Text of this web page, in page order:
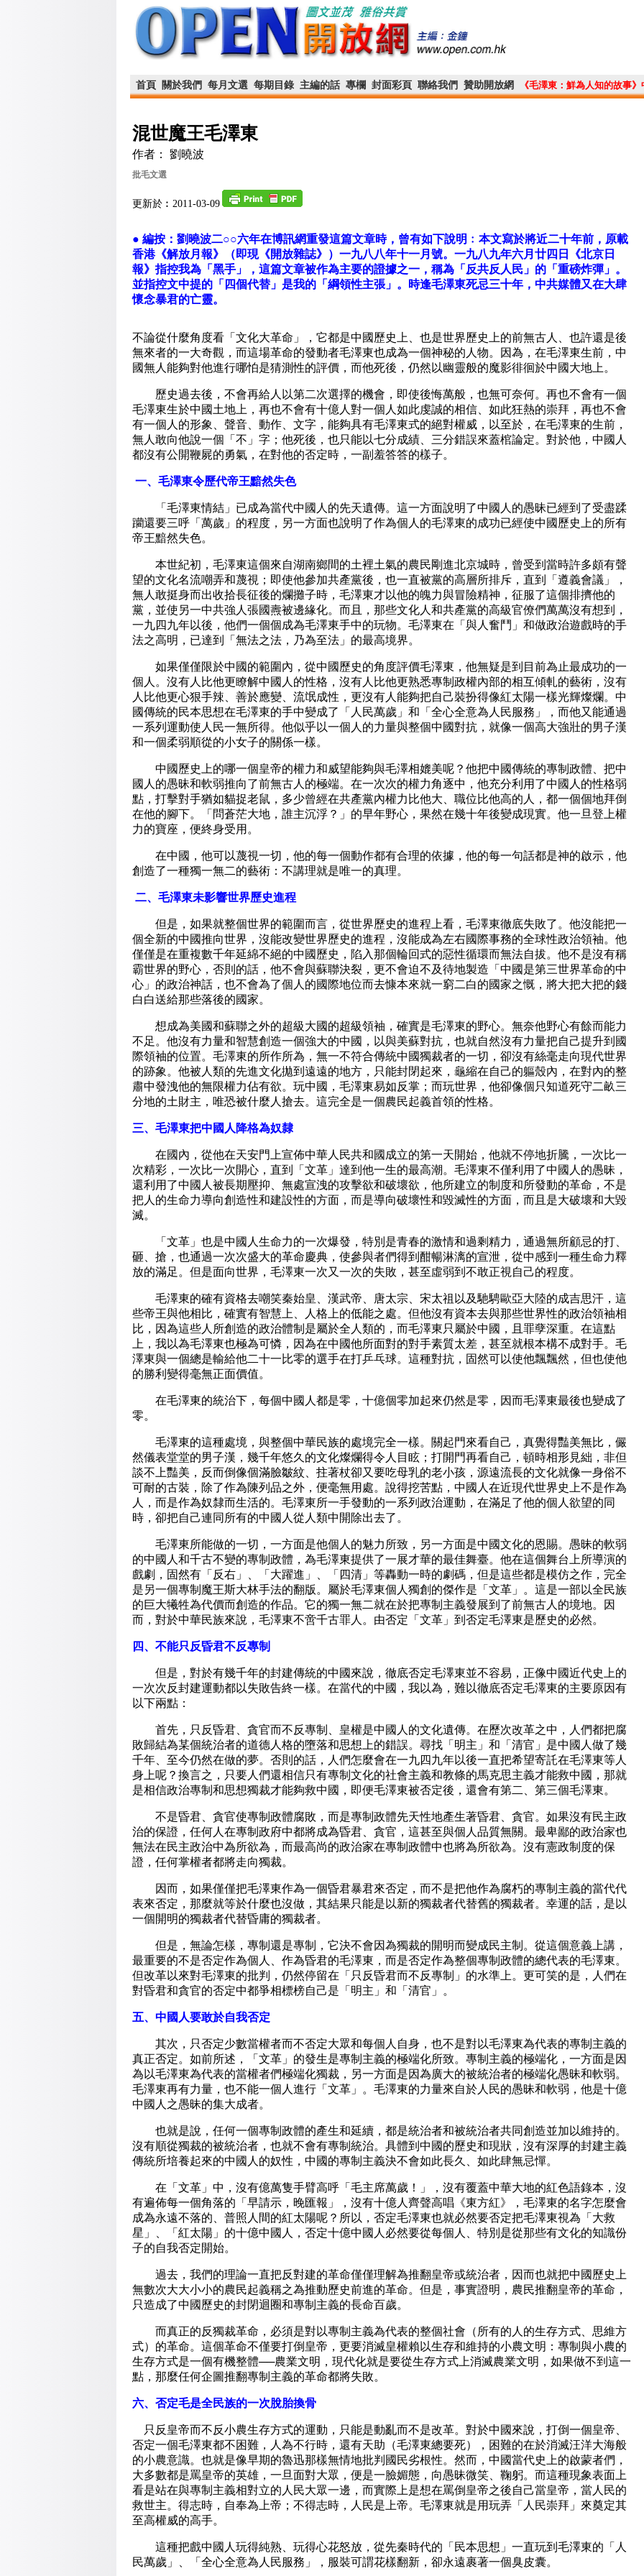
首頁 關於我們 每月文選 每期目錄 主編的話 專欄 封面彩頁 聯絡我們 贊助開放網 《毛澤東：鮮為人知的故事
混世魔王毛澤東
作者： 劉曉波
批毛文選
更新於︰2011-03-09
● 編按：劉曉波二○○六年在博訊網重發這篇文章時，曾有如下說明﹕本文寫於將近二十年前，原載
香港《解放月報》（即現《開放雜誌》）一九八八年十一月號。一九八九年六月廿四日《北京日
報》指控我為「黑手」，這篇文章被作為主要的證據之一，稱為「反共反人民」的「重磅炸彈」。
並指控文中提的「四個代替」是我的「綱領性主張」。時逢毛澤東死忌三十年，中共媒體又在大肆
懷念暴君的亡靈。
不論從什麼角度看「文化大革命」，它都是中國歷史上、也是世界歷史上的前無古人、也許還是後
無來者的一大奇觀，而這場革命的發動者毛澤東也成為一個神秘的人物。因為，在毛澤東生前，中
國無人能夠對他進行哪怕是猜測性的評價，而他死後，仍然以幽靈般的魔影徘徊於中國大地上。
歷史過去後，不會再給人以第二次選擇的機會，即使後悔萬般，也無可奈何。再也不會有一個
毛澤東生於中國土地上，再也不會有十億人對一個人如此虔誠的相信、如此狂熱的崇拜，再也不會
有一個人的形象、聲音、動作、文字，能夠具有毛澤東式的絕對權威，以至於，在毛澤東的生前，
無人敢向他說一個「不」字；他死後，也只能以七分成績、三分錯誤來蓋棺論定。對於他，中國人
都沒有公開鞭屍的勇氣，在對他的否定時，一副羞答答的樣子。
一、毛澤東令歷代帝王黯然失色
「毛澤東情結」已成為當代中國人的先天遺傳。這一方面說明了中國人的愚昧已經到了受盡蹂
躪還要三呼「萬歲」的程度，另一方面也說明了作為個人的毛澤東的成功已經使中國歷史上的所有
帝王黯然失色。
本世紀初，毛澤東這個來自湖南鄉間的土裡土氣的農民剛進北京城時，曾受到當時許多頗有聲
望的文化名流嘲弄和蔑視；即使他參加共產黨後，也一直被黨的高層所排斥，直到「遵義會議」，
無人敢挺身而出收拾長征後的爛攤子時，毛澤東才以他的魄力與冒險精神，征服了這個排擠他的
黨，並使另一中共強人張國燾被邊緣化。而且，那些文化人和共產黨的高級官僚們萬萬沒有想到，
一九四九年以後，他們一個個成為毛澤東手中的玩物。毛澤東在「與人奮鬥」和做政治遊戲時的手
法之高明，已達到「無法之法，乃為至法」的最高境界。
如果僅僅限於中國的範圍內，從中國歷史的角度評價毛澤東，他無疑是到目前為止最成功的一
個人。沒有人比他更瞭解中國人的性格，沒有人比他更熟悉專制政權內部的相互傾軋的藝術，沒有
人比他更心狠手辣、善於應變、流氓成性，更沒有人能夠把自己裝扮得像紅太陽一樣光輝燦爛。中
國傳統的民本思想在毛澤東的手中變成了「人民萬歲」和「全心全意為人民服務」，而他又能通過
一系列運動使人民一無所得。他似乎以一個人的力量與整個中國對抗，就像一個高大強壯的男子漢
和一個柔弱順從的小女子的關係一樣。
中國歷史上的哪一個皇帝的權力和威望能夠與毛澤相媲美呢？他把中國傳統的專制政體、把中
國人的愚昧和軟弱推向了前無古人的極端。在一次次的權力角逐中，他充分利用了中國人的性格弱
點，打擊對手猶如貓捉老鼠，多少曾經在共產黨內權力比他大、職位比他高的人，都一個個地拜倒
在他的腳下。「問蒼茫大地，誰主沉浮？」的早年野心，果然在幾十年後變成現實。他一旦登上權
力的寶座，便終身受用。
在中國，他可以蔑視一切，他的每一個動作都有合理的依據，他的每一句話都是神的啟示，他
創造了一種獨一無二的藝術：不講理就是唯一的真理。
二、毛澤東未影響世界歷史進程
但是，如果就整個世界的範圍而言，從世界歷史的進程上看，毛澤東徹底失敗了。他沒能把一
個全新的中國推向世界，沒能改變世界歷史的進程，沒能成為左右國際事務的全球性政治領袖。他
僅僅是在重複數千年延綿不絕的中國歷史，陷入那個輪回式的惡性循環而無法自拔。他不是沒有稱
霸世界的野心，否則的話，他不會與蘇聯決裂，更不會迫不及待地製造「中國是第三世界革命的中
心」的政治神話，也不會為了個人的國際地位而去慷本來就一窮二白的國家之慨，將大把大把的錢
白白送給那些落後的國家。
想成為美國和蘇聯之外的超級大國的超級領袖，確實是毛澤東的野心。無奈他野心有餘而能力
不足。他沒有力量和智慧創造一個強大的中國，以與美蘇對抗，也就自然沒有力量把自己提升到國
際領袖的位置。毛澤東的所作所為，無一不符合傳統中國獨裁者的一切，卻沒有絲毫走向現代世界
的跡象。他被人類的先進文化拋到遠遠的地方，只能封閉起來，龜縮在自己的軀殼內，在對內的整
肅中發洩他的無限權力佔有欲。玩中國，毛澤東易如反掌；而玩世界，他卻像個只知道死守二畝三
分地的土財主，唯恐被什麼人搶去。這完全是一個農民起義首領的性格。
三、毛澤東把中國人降格為奴隸
在國內，從他在天安門上宣佈中華人民共和國成立的第一天開始，他就不停地折騰，一次比一
次精彩，一次比一次開心，直到「文革」達到他一生的最高潮。毛澤東不僅利用了中國人的愚昧，
還利用了中國人被長期壓抑、無處宣洩的攻擊欲和破壞欲，他所建立的制度和所發動的革命，不是
把人的生命力導向創造性和建設性的方面，而是導向破壞性和毀滅性的方面，而且是大破壞和大毀
滅。
「文革」也是中國人生命力的一次爆發，特別是青春的激情和過剩精力，通過無所顧忌的打、
砸、搶，也通過一次次盛大的革命慶典，使參與者們得到酣暢淋漓的宣泄，從中感到一種生命力釋
放的滿足。但是面向世界，毛澤東一次又一次的失敗，甚至虛弱到不敢正視自己的程度。
毛澤東的確有資格去嘲笑秦始皇、漢武帝、唐太宗、宋太祖以及馳騁歐亞大陸的成吉思汗，這
些帝王與他相比，確實有智慧上、人格上的低能之處。但他沒有資本去與那些世界性的政治領袖相
比，因為這些人所創造的政治體制是屬於全人類的，而毛澤東只屬於中國，且罪孽深重。在這點
上，我以為毛澤東也極為可憐，因為在中國他所面對的對手素質太差，甚至就根本構不成對手。毛
澤東與一個總是輸給他二十一比零的選手在打乒乓球。這種對抗，固然可以使他飄飄然，但也使他
的勝利變得毫無正面價值。
在毛澤東的統治下，每個中國人都是零，十億個零加起來仍然是零，因而毛澤東最後也變成了
零。
毛澤東的這種處境，與整個中華民族的處境完全一樣。關起門來看自己，真覺得豔美無比，儼
然儀表堂堂的男子漢，幾千年悠久的文化燦爛得令人目眩；打開門再看自己，頓時相形見絀，非但
談不上豔美，反而倒像個滿臉皺紋、拄著杖卻又要吃母乳的老小孩，源遠流長的文化就像一身俗不
可耐的古裝，除了作為陳列品之外，便毫無用處。說得挖苦點，中國人在近現代世界史上不是作為
人，而是作為奴隸而生活的。毛澤東所一手發動的一系列政治運動，在滿足了他的個人欲望的同
時，卻把自己連同所有的中國人從人類中開除出去了。
毛澤東所能做的一切，一方面是他個人的魅力所致，另一方面是中國文化的恩賜。愚昧的軟弱
的中國人和千古不變的專制政體，為毛澤東提供了一展才華的最佳舞臺。他在這個舞台上所導演的
戲劇，固然有「反右」、「大躍進」、「四清」等轟動一時的劇碼，但是這些都是模仿之作，完全
是另一個專制魔王斯大林手法的翻版。屬於毛澤東個人獨創的傑作是「文革」。這是一部以全民族
的巨大犧牲為代價而創造的作品。它的獨一無二就在於把專制主義發展到了前無古人的境地。因
而，對於中華民族來說，毛澤東不啻千古罪人。由否定「文革」到否定毛澤東是歷史的必然。
四、不能只反昏君不反專制
但是，對於有幾千年的封建傳統的中國來說，徹底否定毛澤東並不容易，正像中國近代史上的
一次次反封建運動都以失敗告終一樣。在當代的中國，我以為，難以徹底否定毛澤東的主要原因有
以下兩點：
首先，只反昏君、貪官而不反專制、皇權是中國人的文化遺傳。在歷次改革之中，人們都把腐
敗歸結為某個統治者的道德人格的墮落和思想上的錯誤。尋找「明主」和「清官」是中國人做了幾
千年、至今仍然在做的夢。否則的話，人們怎麼會在一九四九年以後一直把希望寄託在毛澤東等人
身上呢？換言之，只要人們還相信只有專制文化的社會主義和教條的馬克思主義才能救中國，那就
是相信政治專制和思想獨裁才能夠救中國，即便毛澤東被否定後，還會有第二、第三個毛澤東。
不是昏君、貪官使專制政體腐敗，而是專制政體先天性地產生著昏君、貪官。如果沒有民主政
治的保證，任何人在專制政府中都將成為昏君、貪官，這甚至與個人品質無關。最卑鄙的政治家也
無法在民主政治中為所欲為，而最高尚的政治家在專制政體中也將為所欲為。沒有憲政制度的保
證，任何掌權者都將走向獨裁。
因而，如果僅僅把毛澤東作為一個昏君暴君來否定，而不是把他作為腐朽的專制主義的當代代
表來否定，那麼就等於什麼也沒做，其結果只能是以新的獨裁者代替舊的獨裁者。幸運的話，是以
一個開明的獨裁者代替昏庸的獨裁者。
但是，無論怎樣，專制還是專制，它決不會因為獨裁的開明而變成民主制。從這個意義上講，
最重要的不是否定作為個人、作為昏君的毛澤東，而是否定作為整個專制政體的總代表的毛澤東。
但改革以來對毛澤東的批判，仍然停留在「只反昏君而不反專制」的水準上。更可笑的是，人們在
對昏君和貪官的否定中都爭相標榜自己是「明主」和「清官」。
五、中國人要敢於自我否定
其次，只否定少數當權者而不否定大眾和每個人自身，也不是對以毛澤東為代表的專制主義的
真正否定。如前所述，「文革」的發生是專制主義的極端化所致。專制主義的極端化，一方面是因
為以毛澤東為代表的當權者們極端化獨裁，另一方面是因為廣大的被統治者的極端化愚昧和軟弱。
毛澤東再有力量，也不能一個人進行「文革」。毛澤東的力量來自於人民的愚昧和軟弱，他是十億
中國人之愚昧的集大成者。
也就是說，任何一個專制政體的產生和延續，都是統治者和被統治者共同創造並加以維持的。
沒有順從獨裁的被統治者，也就不會有專制統治。具體到中國的歷史和現狀，沒有深厚的封建主義
傳統所培養起來的中國人的奴性，中國的專制主義決不會如此長久、如此肆無忌憚。
在「文革」中，沒有億萬隻手臂高呼「毛主席萬歲！」，沒有覆蓋中華大地的紅色語錄本，沒
有遍佈每一個角落的「早請示，晚匯報」，沒有十億人齊聲高唱《東方紅》，毛澤東的名字怎麼會
成為永遠不落的、普照人間的紅太陽呢？所以，否定毛澤東也就必然要否定把毛澤東視為「大救
星」、「紅太陽」的十億中國人，否定十億中國人必然要從每個人、特別是從那些有文化的知識份
子的自我否定開始。
過去，我們的理論一直把反對建的革命僅僅理解為推翻皇帝或統治者，因而也就把中國歷史上
無數次大大小小的農民起義稱之為推動歷史前進的革命。但是，事實證明，農民推翻皇帝的革命，
只造成了中國歷史的封閉迴圈和專制主義的長命百歲。
而真正的反獨裁革命，必須是對以專制主義為代表的整個社會（所有的人的生存方式、思維方
式）的革命。這個革命不僅要打倒皇帝，更要消滅皇權賴以生存和維持的小農文明：專制與小農的
生存方式是一個有機整體──農業文明，現代化就是要從生存方式上消滅農業文明，如果做不到這一
點，那麼任何企圖推翻專制主義的革命都將失敗。
六、否定毛是全民族的一次脫胎換骨
只反皇帝而不反小農生存方式的運動，只能是動亂而不是改革。對於中國來說，打倒一個皇帝、
否定一個毛澤東都不困難，人為不行時，還有天助（毛澤東總要死），困難的在於消滅汪洋大海般
的小農意識。也就是像早期的魯迅那樣無情地批判國民劣根性。然而，中國當代史上的啟蒙者們，
大多數都是罵皇帝的英雄，一旦面對大眾，便是一臉媚態，向愚昧微笑、鞠躬。而這種現象表面上
看是站在與專制主義相對立的人民大眾一邊，而實際上是想在罵倒皇帝之後自己當皇帝，當人民的
救世主。得志時，自奉為上帝；不得志時，人民是上帝。毛澤東就是用玩弄「人民崇拜」來奠定其
至高權威的高手。
這種把戲中國人玩得純熟、玩得心花怒放，從先秦時代的「民本思想」一直玩到毛澤東的「人
民萬歲」、「全心全意為人民服務」，服裝可謂花樣翻新，卻永遠裹著一個臭皮囊。